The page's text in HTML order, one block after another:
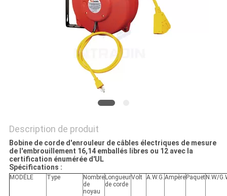
POLICY
Description de produit
Bobine de corde d'enrouleur de câbles électriques de mesure
de l'embrouillement 16,14 emballés libres ou 12 avec la
certification énumérée d'UL
Spécifications :
MODÈLE Type
Nombre
de
noyau
Longueur
de corde
Volt A.W.G.Ampère Paquet N.W/